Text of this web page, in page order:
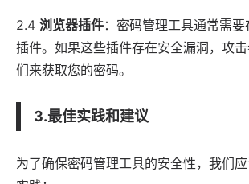
2.4 浏览器插件：密码管理工具通常需
插件。如果这些插件存在安全漏洞，攻
们来获取您的密码。
3.最佳实践和建议
为了确保密码管理工具的安全性，我们